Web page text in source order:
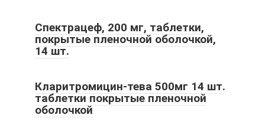
Спектрацеф, 200 мг, таблетки,
покрытые пленочной оболочкой,
14 шт.
Кларитромицин-тева 500мг 14 шт.
таблетки покрытые пленочной
оболочкой